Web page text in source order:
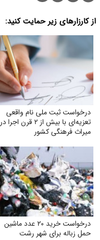
از کارزارهای زیر حمایت کنید:
درخواست ثبت ملی نام واقعی
تعزیه‌ای با بیش از ۲ قرن اجرا در
میراث فرهنگی کشور
درخواست خرید ۲۰ عدد ماشین
حمل زباله برای شهر رشت